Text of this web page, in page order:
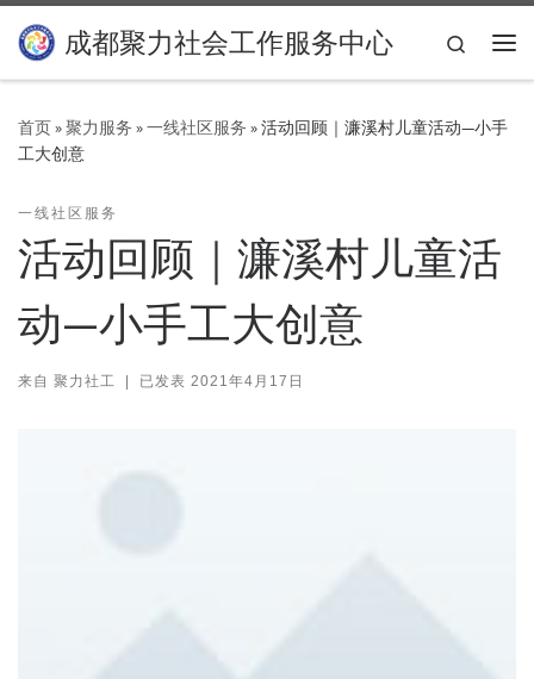
Skip to content
成都聚力社会工作服务中心
Search
首页»聚力服务 »一线社区服务 »活动回顾｜濂溪村儿童活动—小手
工大创意
一线社区服务
活动回顾｜濂溪村儿童活
动—小手工大创意
来自 聚力社工 | 已发表 2021年4月17日